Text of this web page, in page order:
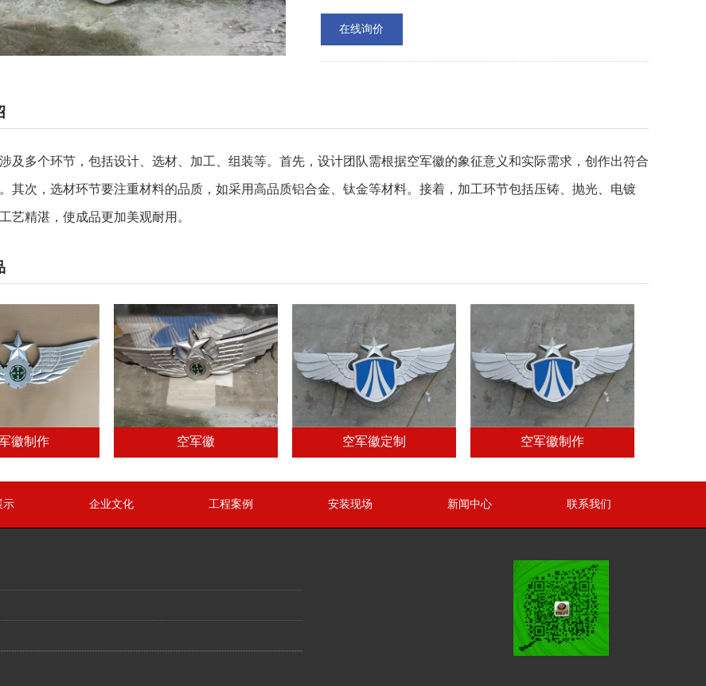
在线询价
及多个环节，包括设计、选材、加工、组装等。首先，设计团队需根据空军徽的象征意义和实际需求，创作出符合
其次，选材环节要注重材料的品质，如采用高品质铝合金、钛金等材料。接着，加工环节包括压铸、抛光、电镀
艺精湛，使成品更加美观耐用。
徽制作 空军徽 空军徽定制 空军徽制作
示 企业文化 工程案例 安装现场 新闻中心 联系我们